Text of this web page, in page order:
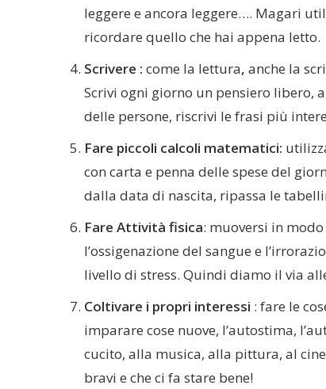
leggere e ancora leggere…. Magari
ricordare quello che hai appena letto.
Scrivere : come la lettura, anche la
Scrivi ogni giorno un pensiero libero,
delle persone, riscrivi le frasi più
Fare piccoli calcoli matematici:
con carta e penna delle spese del
dalla data di nascita, ripassa le
Fare Attività fisica: muoversi in
l’ossigenazione del sangue e
livello di stress. Quindi diamo il via
Coltivare i propri interessi : fare le
imparare cose nuove, l’autostima,
cucito, alla musica, alla pittura, al
bravi e che ci fa stare bene!